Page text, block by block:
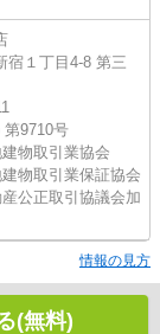
宿１丁目4-8 第三
第9710号
物取引業協会
物取引業保証協会
公正取引協議会加
情報の見方
(無料)